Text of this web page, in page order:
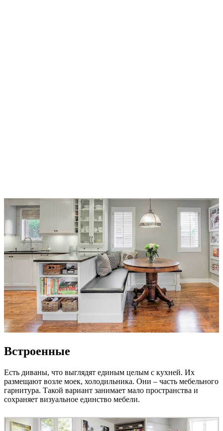
Встроенные
Есть диваны, что выглядят единым целым с кухней. Их
размещают возле моек, холодильника. Они – часть мебельного
гарнитура. Такой вариант занимает мало пространства и
сохраняет визуальное единство мебели.